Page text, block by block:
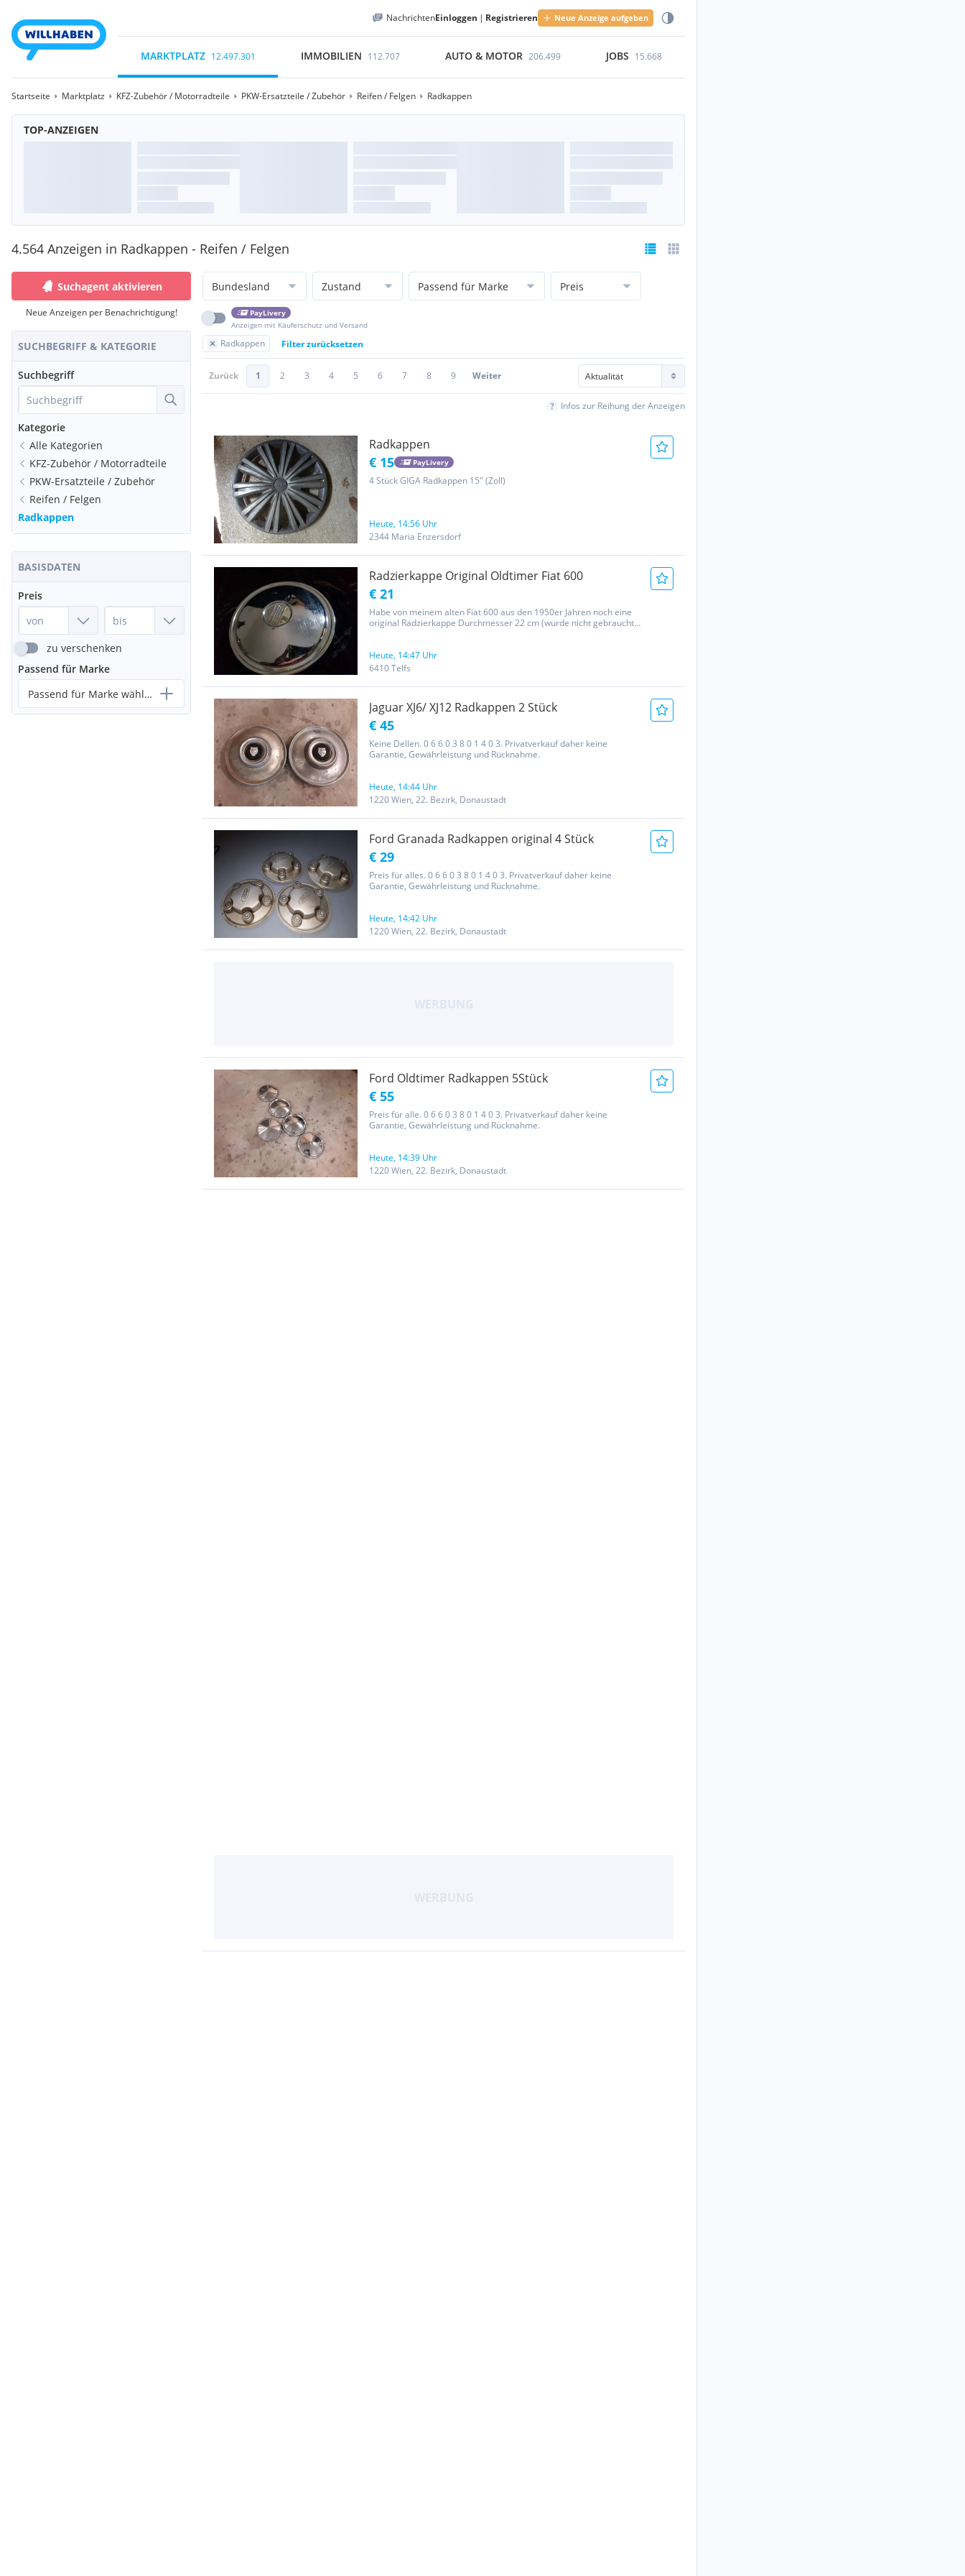
NachrichtenEinloggen | Registrieren Neue Anzeige aufgeben
MARKTPLATZ 12.497.301 IMMOBILIEN 112.707 AUTO & MOTOR 206.499 JOBS 15.668
Startseite Marktplatz KFZ-Zubehör / Motorradteile PKW-Ersatzteile / Zubehör Reifen / Felgen Radkappen
TOP-ANZEIGEN
4.564 Anzeigen in Radkappen - Reifen / Felgen
Suchagent aktivieren
Neue Anzeigen per Benachrichtigung!
SUCHBEGRIFF & KATEGORIE
Suchbegriff
Kategorie
Alle Kategorien
KFZ-Zubehör / Motorradteile
PKW-Ersatzteile / Zubehör
Reifen / Felgen
Radkappen
BASISDATEN
Preis
zu verschenken
Passend für Marke
Passend für Marke wählen...
Bundesland Zustand Passend für Marke Preis
PayLivery
Anzeigen mit Käuferschutz und Versand
Radkappen Filter zurücksetzen
Zurück 1 2 3 4 5 6 7 8 9 Weiter
Infos zur Reihung der Anzeigen
Radkappen
€ 15 PayLivery
4 Stück GIGA Radkappen 15" (Zoll)
Heute, 14:56 Uhr
2344 Maria Enzersdorf
Radzierkappe Original Oldtimer Fiat 600
€ 21
Habe von meinem alten Fiat 600 aus den 1950er Jahren noch eine
original Radzierkappe Durchmesser 22 cm (wurde nicht gebraucht,
Heute, 14:47 Uhr
6410 Telfs
Jaguar XJ6/ XJ12 Radkappen 2 Stück
€ 45
Keine Dellen. 0 6 6 0 3 8 0 1 4 0 3. Privatverkauf daher keine
Garantie, Gewährleistung und Rücknahme.
Heute, 14:44 Uhr
1220 Wien, 22. Bezirk, Donaustadt
Ford Granada Radkappen original 4 Stück
€ 29
Preis für alles. 0 6 6 0 3 8 0 1 4 0 3. Privatverkauf daher keine
Garantie, Gewährleistung und Rücknahme.
Heute, 14:42 Uhr
1220 Wien, 22. Bezirk, Donaustadt
Ford Oldtimer Radkappen 5Stück
€ 55
Preis für alle. 0 6 6 0 3 8 0 1 4 0 3. Privatverkauf daher keine
Garantie, Gewährleistung und Rücknahme.
Heute, 14:39 Uhr
1220 Wien, 22. Bezirk, Donaustadt